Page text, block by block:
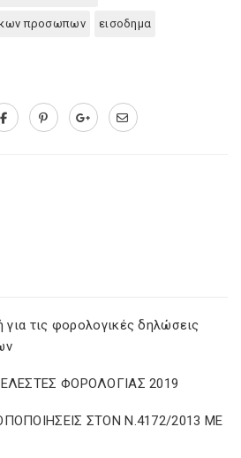
προσωπων εισοδημα
για τις φορολογικές δηλώσεις
ΦΟΡΟΛΟΓΙΑΣ 2019
ΣΤΟΝ Ν.4172/2013 ΜΕ